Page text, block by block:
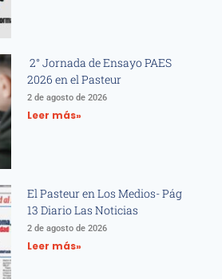
2° Jornada de Ensayo PAES
2026 en el Pasteur
2 de agosto de 2026
Leer más»
El Pasteur en Los Medios- Pág
13 Diario Las Noticias
2 de agosto de 2026
Leer más»